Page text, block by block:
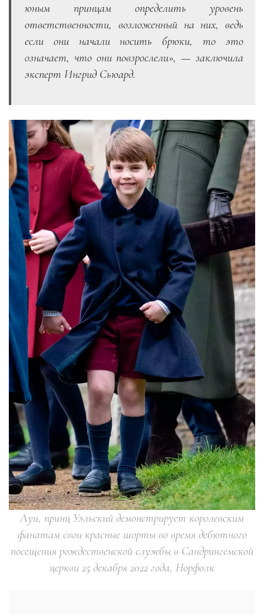
юным принцам определить уровень
ответственности, возложенный на них, ведь
если они начали носить брюки, то это
означает, что они повзрослели», — заключила
эксперт Ингрид Сьюард.
Луи, принц Уэльский демонстрирует королевским
фанатам свои красные шорты во время дебютного
посещения рождественской службы в Сандрингемской
церкви 25 декабря 2022 года, Норфолк